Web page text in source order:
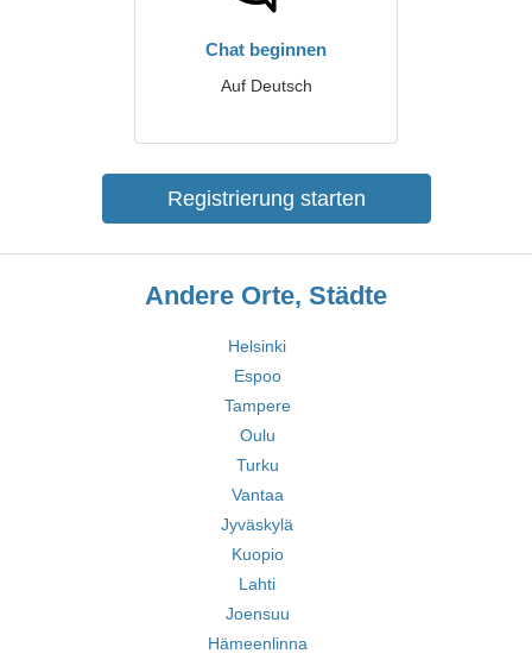
Chat beginnen
Auf Deutsch
Registrierung starten
Andere Orte, Städte
Helsinki
Espoo
Tampere
Oulu
Turku
Vantaa
Jyväskylä
Kuopio
Lahti
Joensuu
Hämeenlinna